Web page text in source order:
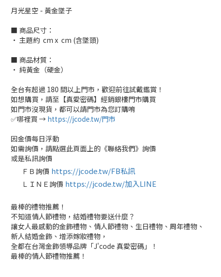
月光星空 - 黃金墜子
■ 商品尺寸：
‧ 主題約 cm x cm (含墜頭)
■ 商品材質：
‧ 純黃金（硬金）
全台有超過 180 間以上門市，歡迎前往試戴鑑賞！
如想購買，請至【真愛密碼】經銷銀樓門市購買
如門市沒現貨，都可以請門市為您訂購唷
✅哪裡買 → https://jcode.tw/門市
因金價每日浮動
如需詢價，請點選此頁面上的《聯絡我們》詢價
或是私訊詢價
ＦＢ詢價 https://jcode.tw/FB私訊
ＬＩＮＥ詢價 https://jcode.tw/加入LINE
最棒的禮物推薦！
不知道情人節禮物，結婚禮物要送什麼？
讓女人最感動的金飾禮物、情人節禮物、生日禮物、周年禮物、
新人結婚金飾、增添嫁妝禮物，
全都在台灣金飾領導品牌「J'code 真愛密碼」！
最棒的情人節禮物推薦！